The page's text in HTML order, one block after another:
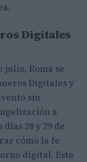
Digitales
julio, Roma se
Digitales y
sin
a
28 y 29 de
cómo la fe
digital. Este